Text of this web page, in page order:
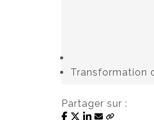
Transformation
Partager sur :